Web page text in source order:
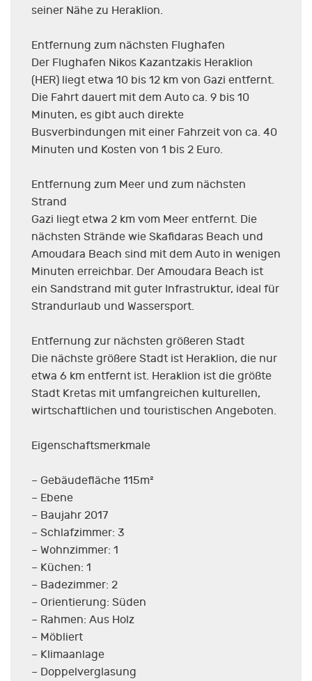
seiner Nähe zu Heraklion.
Entfernung zum nächsten Flughafen
Der Flughafen Nikos Kazantzakis Heraklion
(HER) liegt etwa 10 bis 12 km von Gazi entfernt.
Die Fahrt dauert mit dem Auto ca. 9 bis 10
Minuten, es gibt auch direkte
Busverbindungen mit einer Fahrzeit von ca. 40
Minuten und Kosten von 1 bis 2 Euro.
Entfernung zum Meer und zum nächsten
Strand
Gazi liegt etwa 2 km vom Meer entfernt. Die
nächsten Strände wie Skafidaras Beach und
Amoudara Beach sind mit dem Auto in wenigen
Minuten erreichbar. Der Amoudara Beach ist
ein Sandstrand mit guter Infrastruktur, ideal für
Strandurlaub und Wassersport.
Entfernung zur nächsten größeren Stadt
Die nächste größere Stadt ist Heraklion, die nur
etwa 6 km entfernt ist. Heraklion ist die größte
Stadt Kretas mit umfangreichen kulturellen,
wirtschaftlichen und touristischen Angeboten.
Eigenschaftsmerkmale
– Gebäudefläche 115m²
– Ebene
– Baujahr 2017
– Schlafzimmer: 3
– Wohnzimmer: 1
– Küchen: 1
– Badezimmer: 2
– Orientierung: Süden
– Rahmen: Aus Holz
– Möbliert
– Klimaanlage
– Doppelverglasung